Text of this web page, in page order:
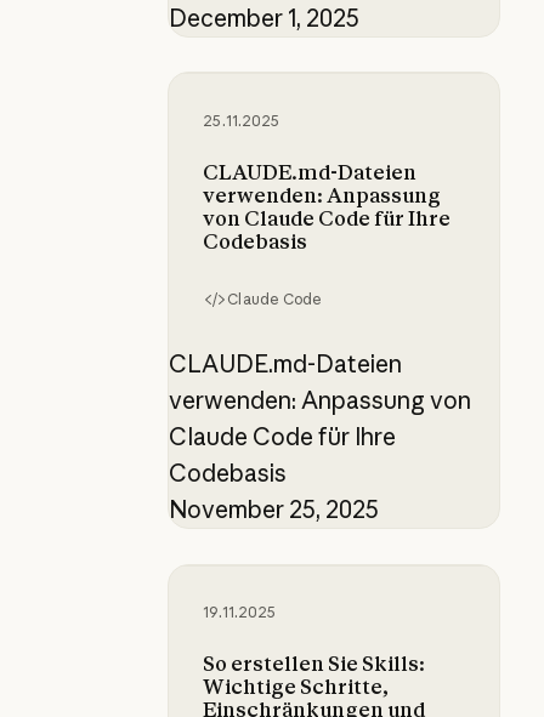
December 1, 2025
25.11.2025
CLAUDE.md-Dateien
verwenden: Anpassung
von Claude Code für Ihre
Codebasis
Claude Code
CLAUDE.md-Dateien
verwenden: Anpassung von
Claude Code für Ihre
Codebasis
November 25, 2025
CLAUDE.md-Dateien
19.11.2025
So erstellen Sie Skills:
Wichtige Schritte,
Einschränkungen und
So erstellen Sie Skills: Wichtige